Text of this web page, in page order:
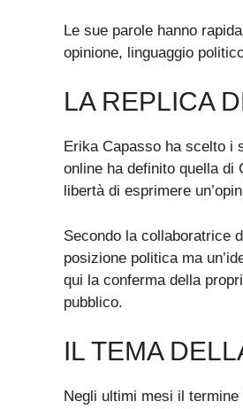
Le sue parole hanno
opinione, linguaggio
LA REPLICA
Erika Capasso ha scelto i
online ha definito quella di
libertà di esprimere
Secondo la collaboratrice
posizione politica ma
qui la conferma della
pubblico.
IL TEMA
Negli ultimi mesi il